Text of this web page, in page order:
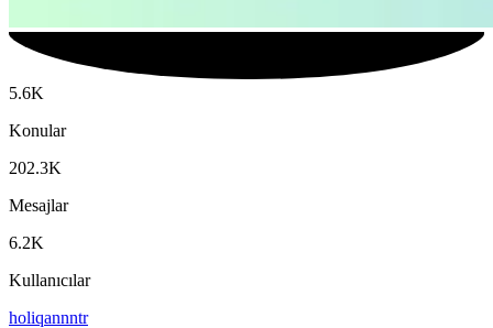
5.6K
Konular
202.3K
Mesajlar
6.2K
Kullanıcılar
holiqannntr